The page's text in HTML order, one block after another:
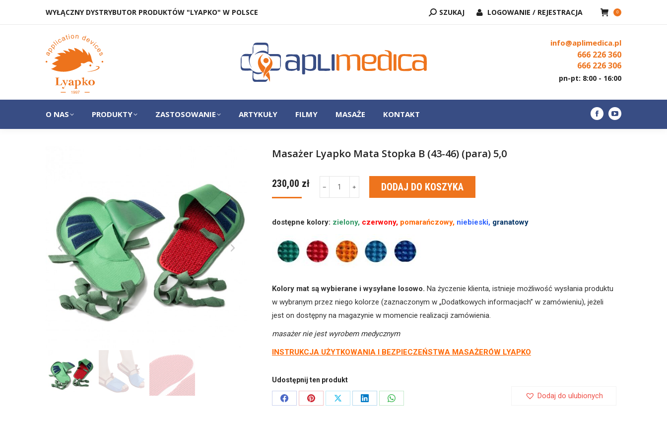
WYŁĄCZNY DYSTRYBUTOR PRODUKTÓW "LYAPKO" W POLSCE SZUKAJ:
SZUKAJ LOGOWANIE / REJESTRACJA 0
info@aplimedica.pl
666 226 360
666 226 306
pn-pt: 8:00 - 16:00
O NAS PRODUKTY ZASTOSOWANIE ARTYKUŁY FILMY MASAŻE KONTAKT
FacebookYouTube
Masażer Lyapko Mata Stopka B (43-46) (para) 5,0
230,00 zł
Masażer
Mata
B
(43-
(para)
5,0
﹣ ﹢ DODAJ DO KOSZYKA
dostępne kolory: zielony, czerwony, pomarańczowy, niebieski, granatowy
Kolory mat są wybierane i wysyłane losowo. Na życzenie klienta, istnieje możliwość wysłania produktu
w wybranym przez niego kolorze (zaznaczonym w „Dodatkowych informacjach” w zamówieniu), jeżeli
jest on dostępny na magazynie w momencie realizacji zamówienia.
masażer nie jest wyrobem medycznym
INSTRUKCJA UŻYTKOWANIA I BEZPIECZEŃSTWA MASAŻERÓW LYAPKO
Dodaj do ulubionych
Udostępnij ten produkt
Share
Share
Share
Share
Share
O NAS PRODUKTY ZASTOSOWANIE MASAŻE KONTAKT
opens
window